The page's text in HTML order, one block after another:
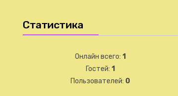
Статистика
Онлайн всего: 1
Гостей: 1
Пользователей: 0